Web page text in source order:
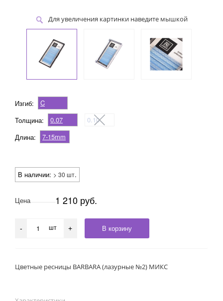
Для увеличения картинки наведите мышкой
Изгиб:
C
Толщина:
0.07
0.10
Длина:
7-15mm
В наличии: > 30 шт.
Цена 1 210 руб.
- шт + В корзину
Цветные ресницы BARBARA (лазурные №2) МИКС